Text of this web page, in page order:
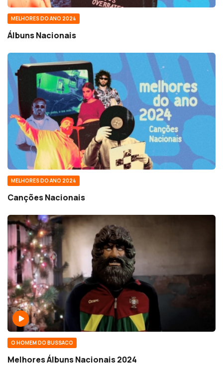
MELHORES DO ANO 2024
Álbuns Nacionais
MELHORES DO ANO 2024
Canções Nacionais
O HOMEM DO BUSSACO
Melhores Álbuns Nacionais 2024